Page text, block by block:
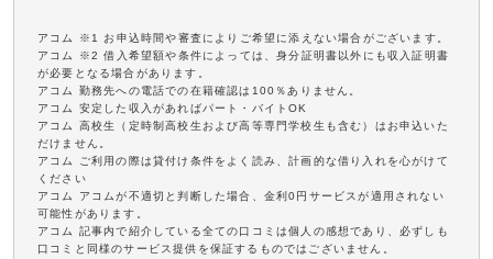
アコム ※1 お申込時間や審査によりご希望に添えない場合がございます。
アコム ※2 借入希望額や条件によっては、身分証明書以外にも収入証明書
が必要となる場合があります。
アコム 勤務先への電話での在籍確認は100％ありません。
アコム 安定した収入があればパート・バイトOK
アコム 高校生（定時制高校生および高等専門学校生も含む）はお申込いた
だけません。
アコム ご利用の際は貸付け条件をよく読み、計画的な借り入れを心がけて
ください
アコム アコムが不適切と判断した場合、金利0円サービスが適用されない
可能性があります。
アコム 記事内で紹介している全ての口コミは個人の感想であり、必ずしも
口コミと同様のサービス提供を保証するものではございません。